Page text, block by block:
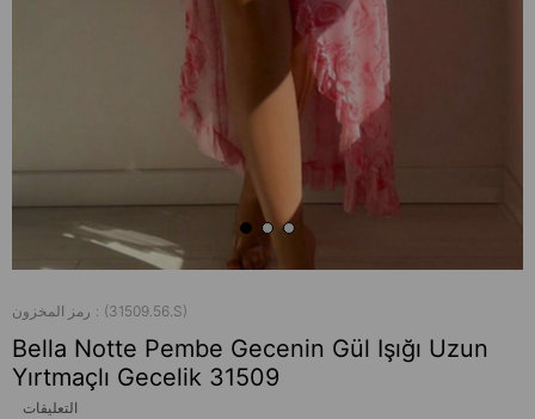
رمز المخزون (31509.56.S)
Bella Notte Pembe Gecenin Gül Işığı Uzun
Yırtmaçlı Gecelik 31509
التعليقات